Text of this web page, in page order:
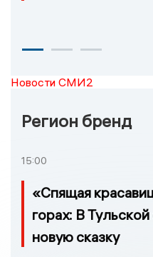
Новости СМИ2
Регион бренд
15:00
«Спящая
горах: В
новую сказку